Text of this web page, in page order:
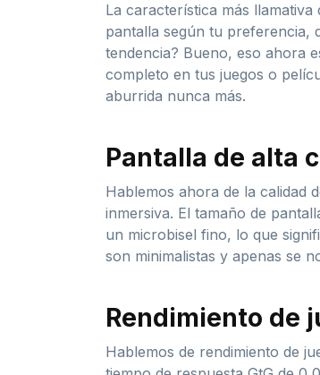
La característica más
pantalla según tu preferencia,
tendencia? Bueno, eso ahora
completo en tus juegos o
aburrida nunca más.
Pantalla de alta
Hablemos ahora de la calidad
inmersiva. El tamaño de
un microbisel fino, lo que
son minimalistas y apenas se
Rendimiento de
Hablemos de rendimiento de